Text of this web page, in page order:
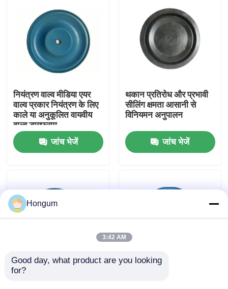
उत्पाद
हमारे बारे में
कारखाने का दौरा
गुणवत्ता नियंत्रण
समाचार
मामले
उद्धरण मांगें
नियंत्रण वाल्व मीडिया एयर
वाल्व प्रकार नियंत्रण के लिए
काले या अनुकूलित वायवीय
वाल्व डायफ्राम
जांच भेजें
थकान प्रतिरोध और प्रभावी
सीलिंग क्षमता आसानी से
विनियमन अनुपालन
जांच भेजें
स्टेनलेस स्टील बॉडी मटेरियल
Hongum
3:42 AM
Good day, what product are you looking
for?